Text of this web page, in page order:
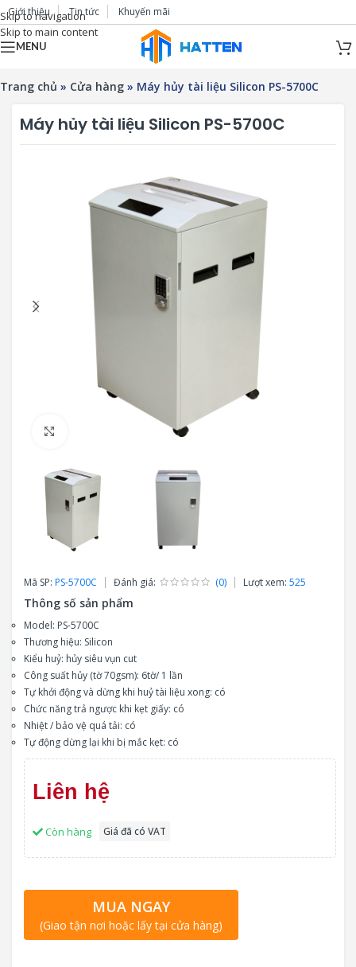
Skip to navigation
Skip to main content
Giới thiệu Tin tức Khuyến mãi
MENU
Trang chủ » Cửa hàng » Máy hủy tài liệu Silicon PS-5700C
Máy hủy tài liệu Silicon PS-5700C
Mã SP: PS-5700C Đánh giá: (0) Lượt xem: 525
Thông số sản phẩm
Model: PS-5700C
Thương hiệu: Silicon
Kiểu huỷ: hủy siêu vụn cut
Công suất hủy (tờ 70gsm): 6tờ/ 1 lần
Tự khởi động và dừng khi huỷ tài liệu xong: có
Chức năng trả ngược khi kẹt giấy: có
Nhiệt / bảo vệ quá tải: có
Tự động dừng lại khi bị mắc kẹt: có
Liên hệ
Còn hàng Giá đã có VAT
MUA NGAY
(Giao tận nơi hoặc lấy tại cửa hàng)